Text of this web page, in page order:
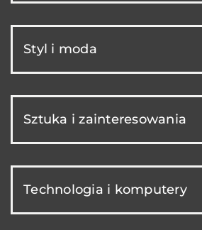
Styl i moda
Sztuka i zainteresowania
Technologia i komputery